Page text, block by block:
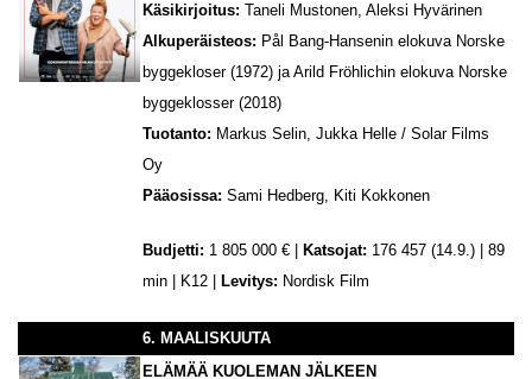
Käsikirjoitus: Taneli Mustonen, Aleksi Hyvärinen
Alkuperäisteos: Pål Bang-Hansenin elokuva Norske
byggekloser (1972) ja Arild Fröhlichin elokuva Norske
byggeklosser (2018)
Tuotanto: Markus Selin, Jukka Helle / Solar Films
Oy
Pääosissa: Sami Hedberg, Kiti Kokkonen
Budjetti: 1 805 000 € | Katsojat: 176 457 (14.9.) | 89
min | K12 |
Levitys: Nordisk Film
6. MAALISKUUTA
ELÄMÄÄ KUOLEMAN JÄLKEEN